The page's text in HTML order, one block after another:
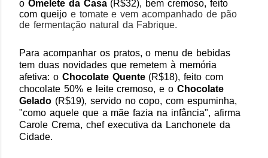
o Omelete da Casa(R$32), bem cremoso, feito
com queijo e tomate e vem acompanhado de pão
de fermentação natural da Fabrique.
Para acompanhar os pratos, o menu de bebidas
tem duas novidades que remetem à memória
afetiva: o Chocolate Quente(R$18), feito com
chocolate 50% e leite cremoso, e oChocolate
Gelado (R$19), servido no copo, com espuminha,
"como aquele que a mãe fazia na infância", afirma
Carole Crema, chef executiva da Lanchonete da
Cidade.